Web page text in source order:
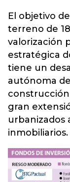
El objetivo
terreno de
valorización
estratégica
tiene un
autónoma
gran
urbanizados
inmobiliarios.